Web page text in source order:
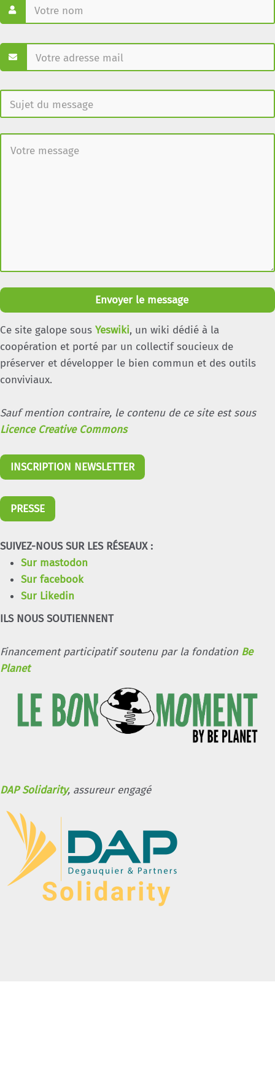
Envoyer le message
Ce site galope sous Yeswiki, un wiki dédié à la
coopération et porté par un collectif soucieux de
préserver et développer le bien commun et des outils
conviviaux.
Sauf mention contraire, le contenu de ce site est sous
Licence Creative Commons
INSCRIPTION NEWSLETTER
PRESSE
SUIVEZ-NOUS SUR LES RÉSEAUX :
Sur mastodon
Sur facebook
Sur Likedin
ILS NOUS SOUTIENNENT
Financement participatif soutenu par la fondation Be
Planet
DAP Solidarity, assureur engagé